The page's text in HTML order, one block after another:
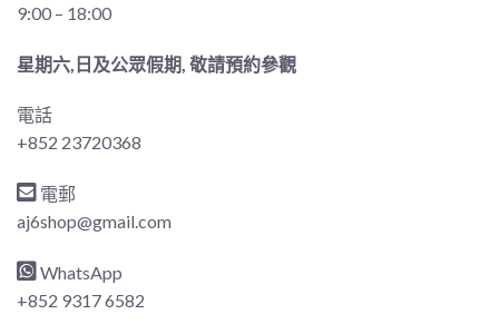
9:00 – 18:00
星期六,日及公眾假期, 敬請預約參觀
電話
+852 23720368
電郵
aj6shop@gmail.com
WhatsApp
+852 9317 6582